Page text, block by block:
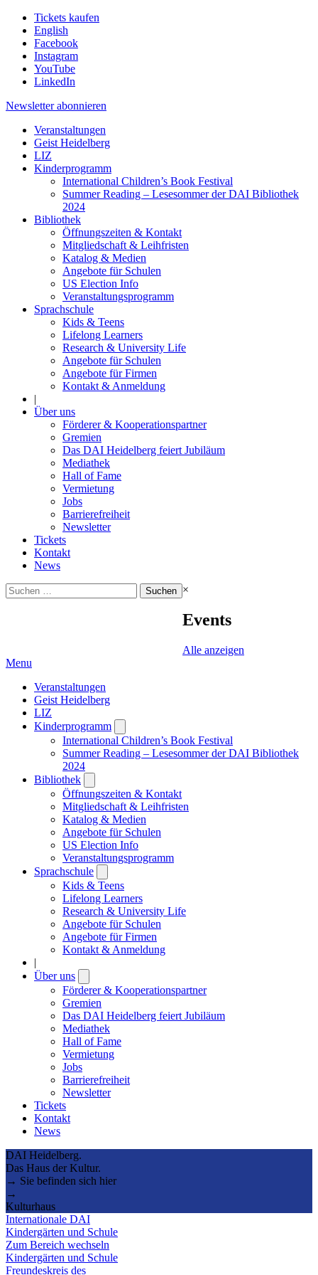
Tickets kaufen
English
Facebook
Instagram
YouTube
LinkedIn
Newsletter abonnieren
Veranstaltungen
Geist Heidelberg
LIZ
Kinderprogramm
International Children’s Book Festival
Summer Reading – Lesesommer der DAI Bibliothek
2024
Bibliothek
Öffnungszeiten & Kontakt
Mitgliedschaft & Leihfristen
Katalog & Medien
Angebote für Schulen
US Election Info
Veranstaltungsprogramm
Sprachschule
Kids & Teens
Lifelong Learners
Research & University Life
Angebote für Schulen
Angebote für Firmen
Kontakt & Anmeldung
|
Über uns
Förderer & Kooperationspartner
Gremien
Das DAI Heidelberg feiert Jubiläum
Mediathek
Hall of Fame
Vermietung
Jobs
Barrierefreiheit
Newsletter
Tickets
Kontakt
News
Suchen
nach:
×
Events
Alle anzeigen
Menu
Veranstaltungen
Geist Heidelberg
LIZ
Kinderprogramm
submenu
International Children’s Book Festival
Summer Reading – Lesesommer der DAI Bibliothek
2024
Bibliothek
submenu
Öffnungszeiten & Kontakt
Mitgliedschaft & Leihfristen
Katalog & Medien
Angebote für Schulen
US Election Info
Veranstaltungsprogramm
Sprachschule
submenu
Kids & Teens
Lifelong Learners
Research & University Life
Angebote für Schulen
Angebote für Firmen
Kontakt & Anmeldung
|
Über uns
submenu
Förderer & Kooperationspartner
Gremien
Das DAI Heidelberg feiert Jubiläum
Mediathek
Hall of Fame
Vermietung
Jobs
Barrierefreiheit
Newsletter
Tickets
Kontakt
News
DAI Heidelberg.
Das Haus der Kultur.
→ Sie befinden sich hier
→
Kulturhaus
Internationale DAI
Kindergärten und Schule
Zum Bereich wechseln
Kindergärten und Schule
Freundeskreis des